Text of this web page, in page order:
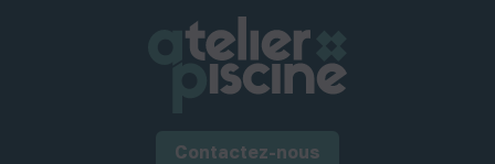
Contactez-nous